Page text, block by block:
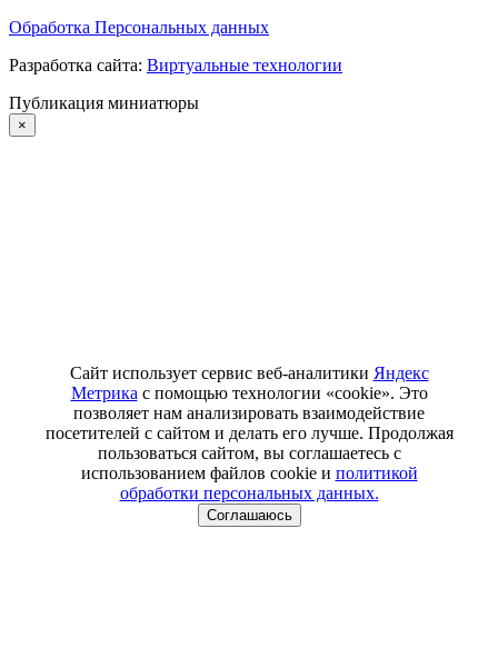
Обработка Персональных данных
Разработка сайта: Виртуальные технологии
Публикация миниатюры
×
Сайт использует сервис веб-аналитики Яндекс
Метрика с помощью технологии «cookie». Это
позволяет нам анализировать взаимодействие
посетителей с сайтом и делать его лучше. Продолжая
пользоваться сайтом, вы соглашаетесь с
использованием файлов cookie и политикой
обработки персональных данных.
Соглашаюсь